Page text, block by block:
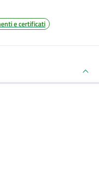
e certificati